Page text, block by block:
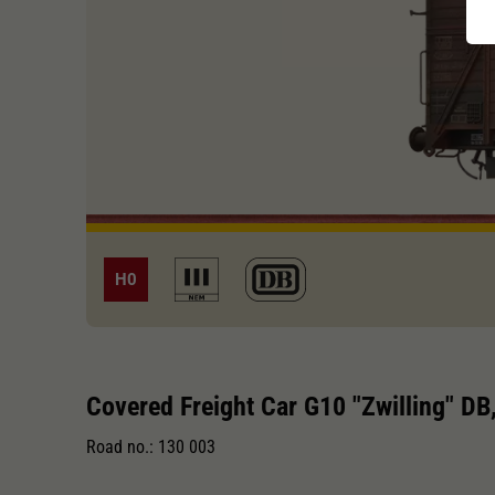
H0
Covered Freight Car G10 "Zwilling"
Road no.: 130 003